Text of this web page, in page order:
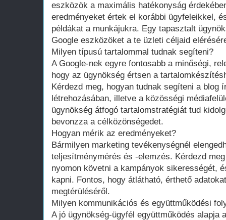
eszközök a maximális hatékonyság
eredményeket értek el korábbi ügyfeleikkel,
példákat a munkájukra. Egy tapasztalt
Google eszközöket a te üzleti céljaid
Milyen típusú tartalommal tudnak segíteni?
A Google-nek egyre fontosabb a minőségi,
hogy az ügynökség értsen a
Kérdezd meg, hogyan tudnak segíteni a blog
létrehozásában, illetve a közösségi
ügynökség átfogó tartalomstratégiát tud
bevonzza a célközönségedet.
Hogyan mérik az eredményeket?
Bármilyen marketing tevékenységnél
teljesítménymérés és -elemzés. Kérdezd
nyomon követni a kampányok sikerességét,
kapni. Fontos, hogy átlátható, érthető
megtérüléséről.
Milyen kommunikációs és együttműködési
A jó ügynökség-ügyfél együttműködés alapja